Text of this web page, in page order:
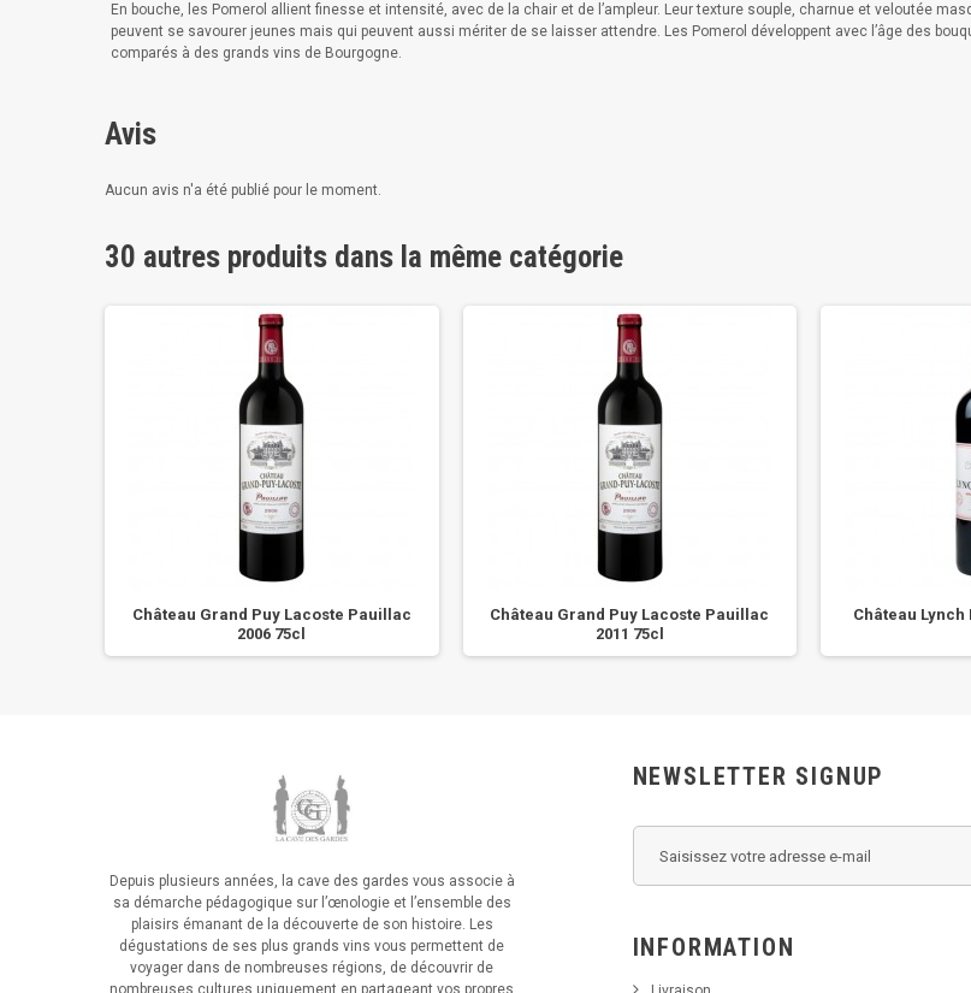
En bouche, les Pomerol allient finesse et intensité, avec de la chair et de l’ampleur. Leur texture souple, charnue et veloutée
peuvent se savourer jeunes mais qui peuvent aussi mériter de se laisser attendre. Les Pomerol développent avec l’âge des
comparés à des grands vins de Bourgogne.
Avis
Aucun avis n'a été publié pour le moment.
30 autres produits dans la même catégorie
Château Grand Puy Lacoste Pauillac
2006 75cl
Château Grand Puy Lacoste Pauillac
2011 75cl
Château Lynch
Depuis plusieurs années, la cave des gardes vous associe à
sa démarche pédagogique sur l’œnologie et l’ensemble des
plaisirs émanant de la découverte de son histoire. Les
dégustations de ses plus grands vins vous permettent de
voyager dans de nombreuses régions, de découvrir de
nombreuses cultures uniquement en partageant vos propres
NEWSLETTER SIGNUP
INFORMATION